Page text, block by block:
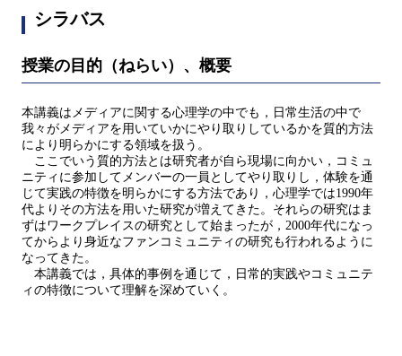
シラバス
授業の目的（ねらい）、概要
本講義はメディアに関する心理学の中でも，日常生活の中で
我々がメディアを用いていかにやり取りしているかを質的方法
により明らかにする領域を扱う。
ここでいう質的方法とは研究者が自ら現場に向かい，コミュ
ニティに参加してメンバーの一員としてやり取りし，体験を通
じて実践の特徴を明らかにする方法であり，心理学では1990年
代よりその方法を用いた研究が増えてきた。それらの研究はま
ずはワークプレイスの研究として始まったが，2000年代になっ
てからより身近なファンコミュニティの研究も行われるように
なってきた。
本講義では，具体的事例を通じて，日常的実践やコミュニテ
ィの特徴について理解を深めていく。